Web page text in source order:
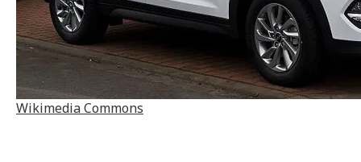
Wikimedia Commons